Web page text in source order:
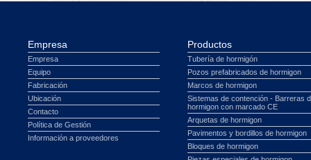
Empresa
Empresa
Equipo
Fabricación
Ubicación
Contacto
Política de Gestión
Información a proveedores
Productos
Tubería de hormigón
Pozos prefabricados de hormigon
Marcos de hormigon
Sistemas de contención - Barreras
hormigon con marcado CE
Arquetas de hormigon
Pavimentos y bordillos de hormigon
Bloques de hormigon